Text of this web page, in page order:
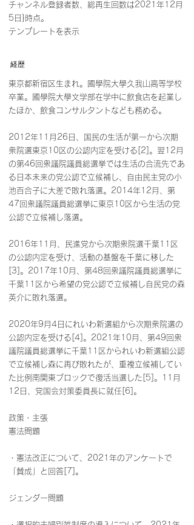
チャンネル登録者数、総再生回数は2021年12月
5日}時点。
テンプレートを表示
経歴
東京都新宿区生まれ。國學院大學久我山高等学校
卒業。國學院大學文学部在学中に飲食店を起業し
たほか、飲食コンサルタントなども務める。
2012年11月26日、国民の生活が第一から次期
衆院選東京10区の公認内定を受ける[2]。翌12月
の第46回衆議院議員総選挙では生活の合流先であ
る日本未来の党公認で立候補し、自由民主党の小
池百合子に大差で敗れ落選。2014年12月、第
47回衆議院議員総選挙に東京10区から生活の党
公認で立候補し落選。
2016年11月、民進党から次期衆院選千葉11区
の公認内定を受け、活動の基盤を千葉に移した
[3]。2017年10月、第48回衆議院議員総選挙に
千葉11区から希望の党公認で立候補し自民党の森
英介に敗れ落選。
2020年9月4日にれいわ新選組から次期衆院選の
公認内定を受ける[4]。2021年10月、第49回衆
議院議員総選挙に千葉11区かられいわ新選組公認
で立候補し森に再び敗れたが、重複立候補してい
た比例南関東ブロックで復活当選した[5]。11月
12日、党国会対策委員長に就任[6]。
政策・主張
憲法問題
・憲法改正について、2021年のアンケートで
「賛成」と回答[7]。
ジェンダー問題